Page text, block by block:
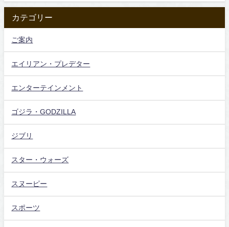
カテゴリー
ご案内
エイリアン・プレデター
エンターテインメント
ゴジラ・GODZILLA
ジブリ
スター・ウォーズ
スヌーピー
スポーツ